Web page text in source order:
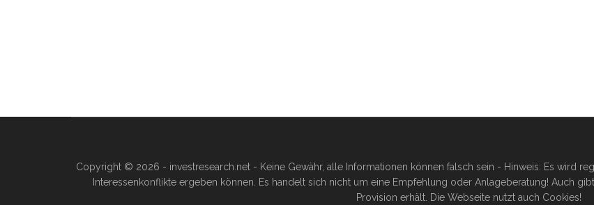
Copyright © 2026 - investresearch.net - Keine Gewähr, alle Informationen können falsch sein - Hinweis: Es wird
Interessenkonflikte ergeben können. Es handelt sich nicht um eine Empfehlung oder Anlageberatung! Auch
Provision erhält. Die Webseite nutzt auch Cookies!